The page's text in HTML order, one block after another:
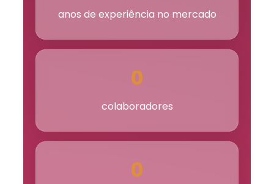
anos de experiência no mercado
0
colaboradores
0